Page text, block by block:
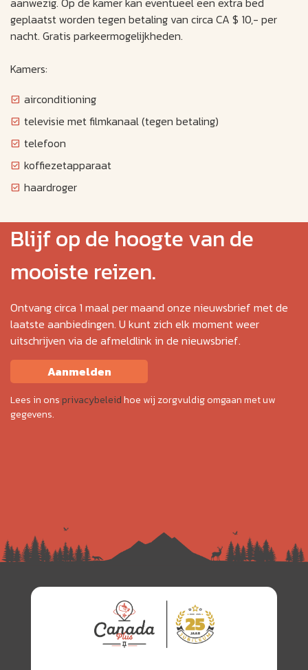
geplaatst worden tegen betaling van circa CA $ 10,- per
nacht. Gratis parkeermogelijkheden.
Kamers:
airconditioning
televisie met filmkanaal (tegen betaling)
telefoon
koffiezetapparaat
haardroger
Blijf op de hoogte van de
mooiste reizen.
Ontvang circa 1 maal per maand onze nieuwsbrief met de
laatste aanbiedingen. U kunt zich elk moment weer
uitschrijven via de afmeldlink in de nieuwsbrief.
Aanmelden
Lees in onsprivacybeleidhoe wij zorgvuldig omgaan met uw
gegevens.